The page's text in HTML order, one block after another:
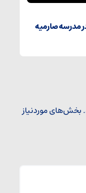
مدرسه صارمیه
بخش‌های موردنیاز